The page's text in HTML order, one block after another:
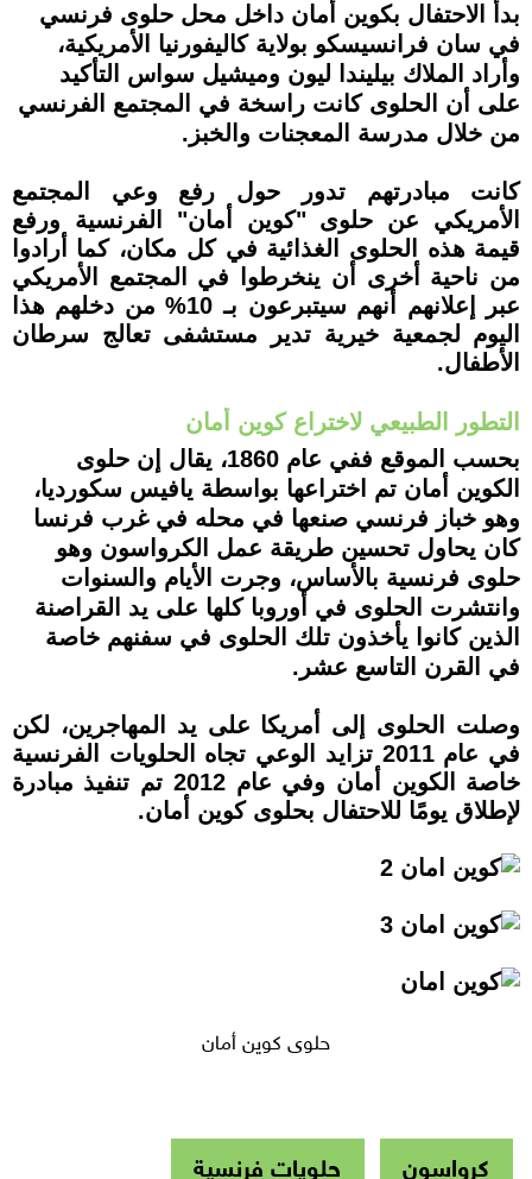
بدأ الاحتفال بكوين أمان داخل محل حلوى فرنسي
في سان فرانسيسكو بولاية كاليفورنيا الأمريكية،
وأراد الملاك بيليندا ليون وميشيل سواس التأكيد
على أن الحلوى كانت راسخة في المجتمع الفرنسي
من خلال مدرسة المعجنات والخبز.
كانت مبادرتهم تدور حول رفع وعي المجتمع
الأمريكي عن حلوى "كوين أمان" الفرنسية ورفع
قيمة هذه الحلوى الغذائية في كل مكان، كما أرادوا
من ناحية أخرى أن ينخرطوا في المجتمع الأمريكي
عبر إعلانهم أنهم سيتبرعون بـ 10% من دخلهم هذا
اليوم لجمعية خيرية تدير مستشفى تعالج سرطان
الأطفال.
التطور الطبيعي لاختراع كوين أمان
بحسب الموقع ففي عام 1860، يقال إن حلوى
الكوين أمان تم اختراعها بواسطة يافيس سكورديا،
وهو خباز فرنسي صنعها في محله في غرب فرنسا
كان يحاول تحسين طريقة عمل الكرواسون وهو
حلوى فرنسية بالأساس، وجرت الأيام والسنوات
وانتشرت الحلوى في أوروبا كلها على يد القراصنة
الذين كانوا يأخذون تلك الحلوى في سفنهم خاصة
في القرن التاسع عشر.
وصلت الحلوى إلى أمريكا على يد المهاجرين، لكن
في عام 2011 تزايد الوعي تجاه الحلويات الفرنسية
خاصة الكوين أمان وفي عام 2012 تم تنفيذ مبادرة
لإطلاق يومًا للاحتفال بحلوى كوين أمان.
حلوى كوين أمان
كرواسون حلويات فرنسية